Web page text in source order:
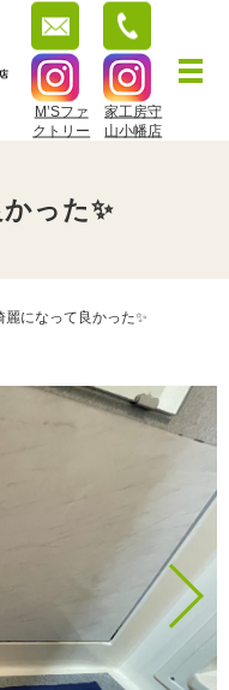
M’Sファ
クトリー
家工房守
山小幡店
った✨
麗になって良かった✨